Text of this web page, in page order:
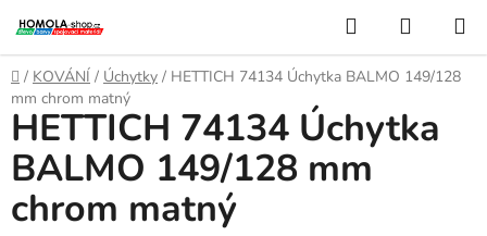
na
obsah
Hledat
KOŠÍK
Domů
/ KOVÁNÍ / Úchytky / HETTICH 74134 Úchytka BALMO 149/128
mm chrom matný
HETTICH 74134 Úchytka
BALMO 149/128 mm
chrom matný